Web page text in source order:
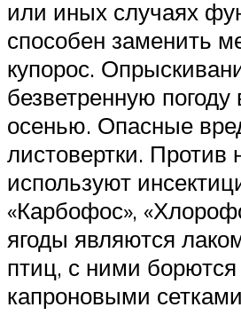
или иных случаях
способен заменить
купорос.
безветренную погоду
осенью. Опасные
листовертки. Против
используют
«Карбофос»,
ягоды являются
птиц, с ними
капроновыми